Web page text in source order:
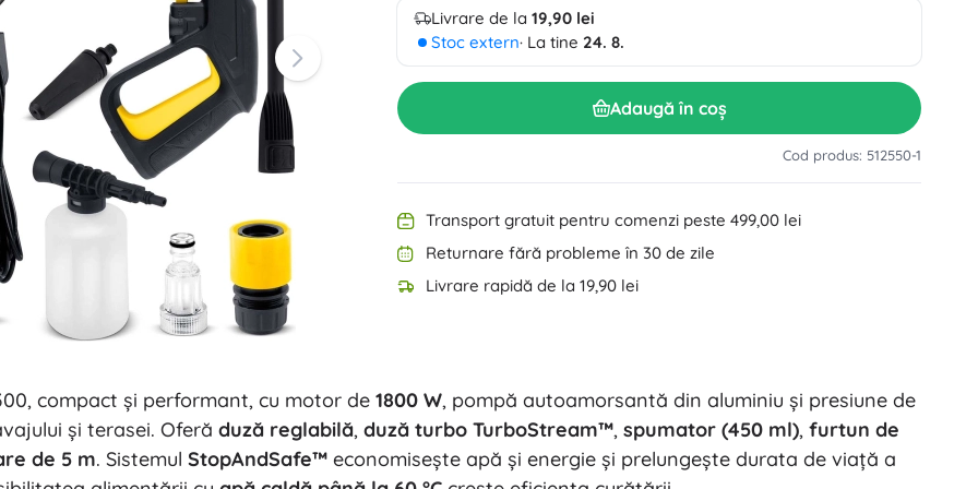
Echipament pentru cei mici
Decorațiuni
Siguranță
Organizare
Iluminat de noapte
Accesorii pentru lavoar
Accesorii pentru toaletă
Accesorii pentru cadă și duș
Textile pentru baie
Școală Figurine
Jucării pentru apă Cărți
Decorațiuni
Livrare de la 19,90 lei
Stoc extern· La tine 24. 8.
Adaugă în coș
Cod produs: 512550-1
Transport gratuit pentru comenzi peste 499,00 lei
Returnare fără probleme în 30 de zile
Livrare rapidă de la 19,90 lei
compact și performant, cu motor de 1800 W, pompă autoamorsantă din aluminiu și presiune de
și terasei. Oferă duză reglabilă, duză turbo TurboStream™, spumator (450 ml), furtun de
de 5 m. Sistemul StopAndSafe™ economisește apă și energie și prelungește durata de viață a